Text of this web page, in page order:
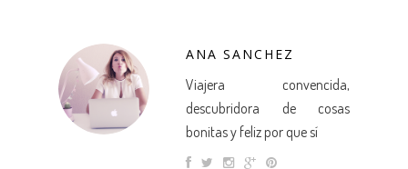
ANA SANCHEZ
Viajera convencida,
descubridora de cosas
bonitas y feliz por que sí